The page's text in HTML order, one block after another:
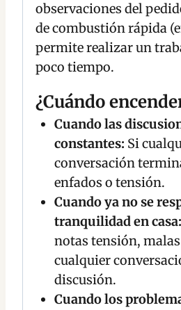
observaciones del
de combustión rápida
permite realizar un
poco tiempo.
¿Cuándo
Cuando las
constantes: Si
conversación
enfados o tensión.
Cuando ya no se
tranquilidad en casa:
notas tensión, malas
cualquier
discusión.
Cuando los